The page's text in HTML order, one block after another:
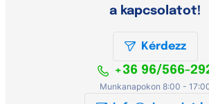
a kapcsolatot!
Kérdezz
+36 96/566-
Munkanapokon 8:00 -